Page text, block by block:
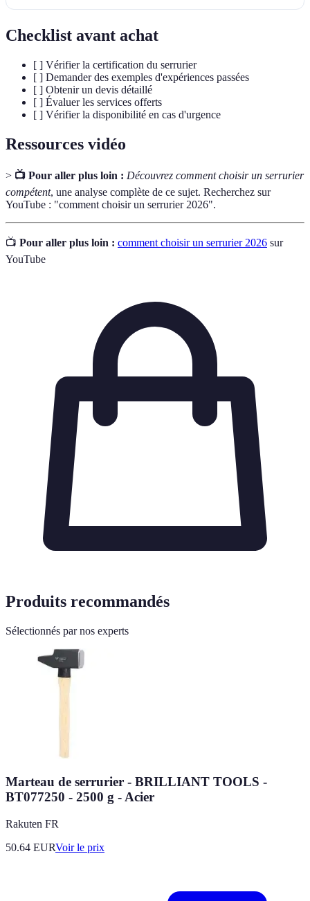
Checklist avant achat
[ ] Vérifier la certification du serrurier
[ ] Demander des exemples d'expériences passées
[ ] Obtenir un devis détaillé
[ ] Évaluer les services offerts
[ ] Vérifier la disponibilité en cas d'urgence
Ressources vidéo
> 📺 Pour aller plus loin : Découvrez comment choisir un serrurier
compétent, une analyse complète de ce sujet. Recherchez sur
YouTube : "comment choisir un serrurier 2026".
📺 Pour aller plus loin : comment choisir un serrurier 2026 sur
YouTube
Produits recommandés
Sélectionnés par nos experts
Marteau de serrurier - BRILLIANT TOOLS -
BT077250 - 2500 g - Acier
Rakuten FR
50.64 EURVoir le prix